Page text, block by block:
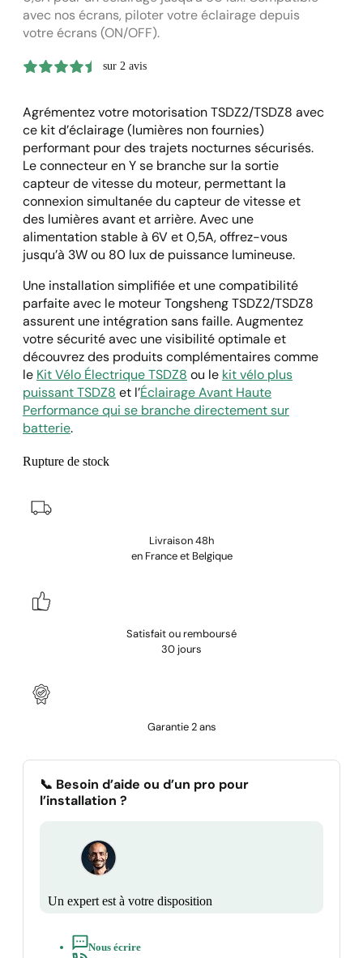
avec nos écrans, piloter votre éclairage depuis
votre écrans (ON/OFF).
sur 2 avis
Agrémentez votre motorisation TSDZ2/TSDZ8 avec
ce kit d’éclairage (lumières non fournies)
performant pour des trajets nocturnes sécurisés.
Le connecteur en Y se branche sur la sortie
capteur de vitesse du moteur, permettant la
connexion simultanée du capteur de vitesse et
des lumières avant et arrière. Avec une
alimentation stable à 6V et 0,5A, offrez-vous
jusqu’à 3W ou 80 lux de puissance lumineuse.
Une installation simplifiée et une compatibilité
parfaite avec le moteur Tongsheng TSDZ2/TSDZ8
assurent une intégration sans faille. Augmentez
votre sécurité avec une visibilité optimale et
découvrez des produits complémentaires comme
le Kit Vélo Électrique TSDZ8 ou le kit vélo plus
puissant TSDZ8 et l’Éclairage Avant Haute
Performance qui se branche directement sur
batterie.
Rupture de stock
Livraison 48h
en France et Belgique
Satisfait ou remboursé
30 jours
Garantie 2 ans
📞 Besoin d’aide ou d’un pro pour
l’installation ?
Un expert est à votre disposition
Nous écrire